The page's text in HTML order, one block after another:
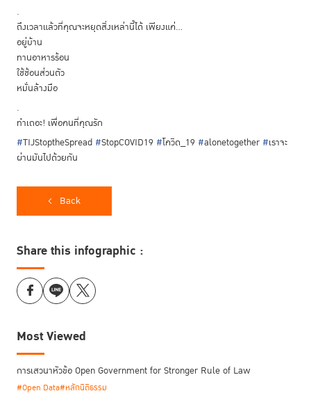
.
ถึงเวลาแล้วที่คุณจะหยุดสิ่งเหล่านี้ได้ เพียงแค่...
อยู่บ้าน
ทานอาหารร้อน
ใช้ช้อนส่วนตัว
หมั่นล้างมือ
.
ทำเถอะ! เพื่อคนที่คุณรัก
#TIJStoptheSpread #StopCOVID19 #โควิด_19 #alonetogether #เราจะ
ผ่านมันไปด้วยกัน
Back
Share this infographic :
Most Viewed
การเสวนาหัวข้อ Open Government for Stronger Rule of Law
#Open Data#หลักนิติธรรม